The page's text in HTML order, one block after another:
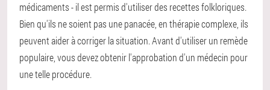
médicaments - il est permis d'utiliser des recettes folkloriques.
Bien qu'ils ne soient pas une panacée, en thérapie complexe, ils
peuvent aider à corriger la situation. Avant d'utiliser un remède
populaire, vous devez obtenir l'approbation d'un médecin pour
une telle procédure.